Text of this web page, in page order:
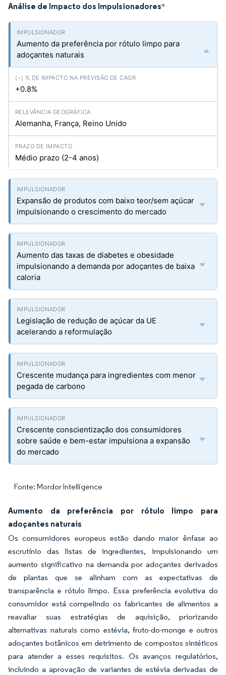
Análise de Impacto dos Impulsionadores*
Aumento da preferência por rótulo limpo para
adoçantes naturais
+0.8%
Alemanha, França, Reino Unido
Médio prazo (2-4 anos)
Expansão de produtos com baixo teor/sem açúcar
impulsionando o crescimento do mercado
Aumento das taxas de diabetes e obesidade
impulsionando a demanda por adoçantes de baixa
caloria
Legislação de redução de açúcar da UE
acelerando a reformulação
Crescente mudança para ingredientes com menor
pegada de carbono
Crescente conscientização dos consumidores
sobre saúde e bem-estar impulsiona a expansão
do mercado
Fonte: Mordor Intelligence
Aumento da preferência por rótulo limpo para
adoçantes naturais
Os consumidores europeus estão dando maior ênfase ao
escrutínio das listas de ingredientes, impulsionando um
aumento significativo na demanda por adoçantes derivados
de plantas que se alinham com as expectativas de
transparência e rótulo limpo. Essa preferência evolutiva do
consumidor está compelindo os fabricantes de alimentos a
reavaliar suas estratégias de aquisição, priorizando
alternativas naturais como estévia, fruto-do-monge e outros
adoçantes botânicos em detrimento de compostos sintéticos
para atender a esses requisitos. Os avanços regulatórios,
incluindo a aprovação de variantes de estévia derivadas de